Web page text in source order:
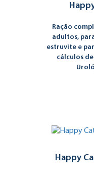
Ração
adultos,
estruvite e
cálculos
Happy